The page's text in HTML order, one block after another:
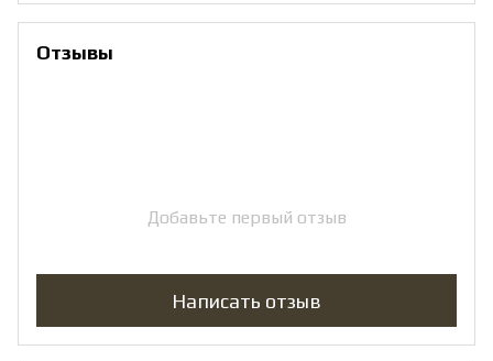
Отзывы
Добавьте первый отзыв
Написать отзыв